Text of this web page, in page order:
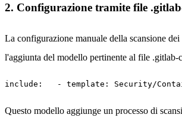
2. Configurazione tramite file
La configurazione manuale della scansione
l'aggiunta del modello pertinente al file .gitlab-
include:   - template: Security/
Questo modello aggiunge un processo di